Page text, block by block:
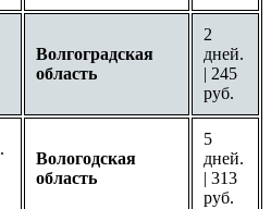
Волгоградская
область
2
дней.
| 245
руб.
Вологодская
область
5
дней.
| 313
руб.